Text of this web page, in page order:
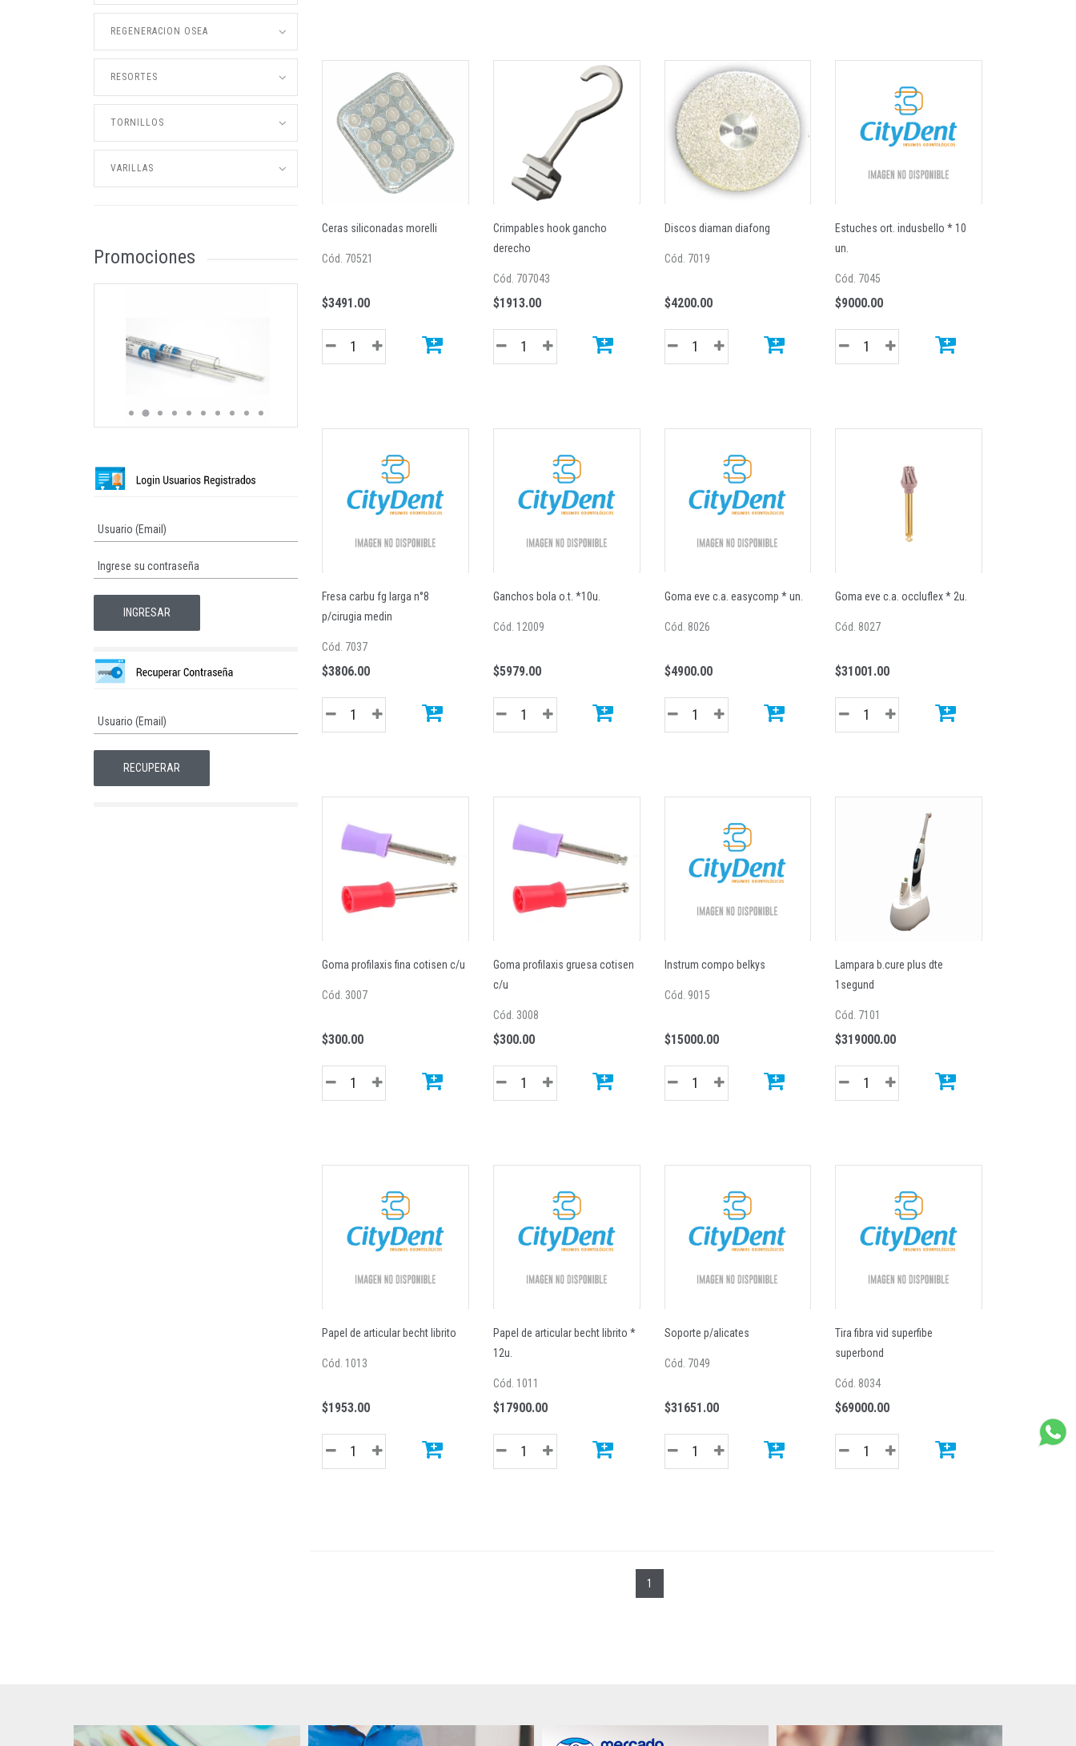
REGENERACION OSEA
RESORTES
TORNILLOS
VARILLAS
Promociones
Ceras siliconadas morelli
Cód. 70521
$3491.00
Crimpables hook gancho
derecho
Cód. 707043
$1913.00
Discos diaman diafong
Cód. 7019
$4200.00
Estuches ort. indusbello * 10
un.
Cód. 7045
$9000.00
Fresa carbu fg larga n°8
p/cirugia medin
Cód. 7037
$3806.00
Ganchos bola o.t. *10u.
Cód. 12009
$5979.00
Goma eve c.a. easycomp * un.
Cód. 8026
$4900.00
Goma eve c.a. occluflex * 2u.
Cód. 8027
$31001.00
Goma profilaxis fina cotisen c/u
Cód. 3007
$300.00
Goma profilaxis gruesa cotisen
c/u
Cód. 3008
$300.00
Instrum compo belkys
Cód. 9015
$15000.00
Lampara b.cure plus dte
1segund
Cód. 7101
$319000.00
Papel de articular becht librito
Cód. 1013
$1953.00
Papel de articular becht librito *
12u.
Cód. 1011
$17900.00
Soporte p/alicates
Cód. 7049
$31651.00
Tira fibra vid superfibe
superbond
Cód. 8034
$69000.00
1